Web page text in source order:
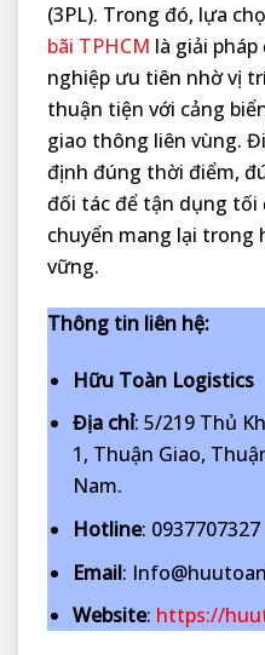
(3PL). Trong đó, lựa
bãi TPHCM là giải
nghiệp ưu tiên nhờ vị
thuận tiện với cảng
giao thông liên vùng.
định đúng thời điểm,
đối tác để tận dụng
chuyển mang lại trong
vững.
Thông tin liên hệ:
Hữu Toàn Logistics
Địa chỉ: 5/219 Thủ
1, Thuận Giao,
Nam.
Hotline: 0937707327
Email:
Website: https://